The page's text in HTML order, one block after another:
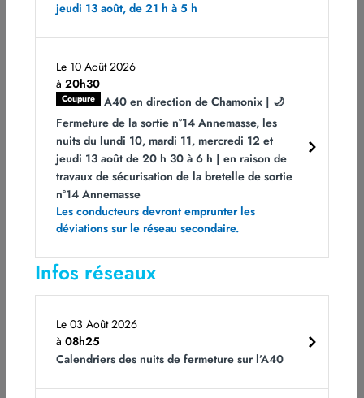
mètres d’altitude, la Route Blanche longe la paroi
rocheuse sur une dizaine de kilomètres. Elle fait
donc l’objet d’une politique d’entretien et de
surveillance importante et spécifique au risque
rocheux.
Plus particulièrement, la descente des Egratz située
à 800 mètres d’altitude sur la commune de Passy
entre les points kilométriques 15 et 18, fait l’objet
d’un dispositif de prévention particulier contre les
chutes de pierres :
En termes d’équipements :
22 000 m² de grillages et d’écrans pare-blocs
Une casquette en béton de 100 mètres de long
surplombe les 2 voies de la descente des Egratz
jeudi 13 août, de 21 h à 5 h
Le 10 Août 2026
à 20h30
Coupure
A40 en direction de Chamonix | 🌙
Fermeture de la sortie n°14 Annemasse, les
nuits du lundi 10, mardi 11, mercredi 12 et
jeudi 13 août de 20 h 30 à 6 h | en raison de
travaux de sécurisation de la bretelle de sortie
n°14 Annemasse
Les conducteurs devront emprunter les
déviations sur le réseau secondaire.
Infos réseaux
Le 03 Août 2026
à 08h25
Calendriers des nuits de fermeture sur l’A40